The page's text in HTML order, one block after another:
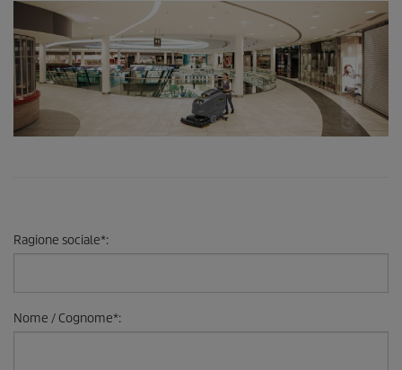
Ragione sociale*:
Nome / Cognome*: